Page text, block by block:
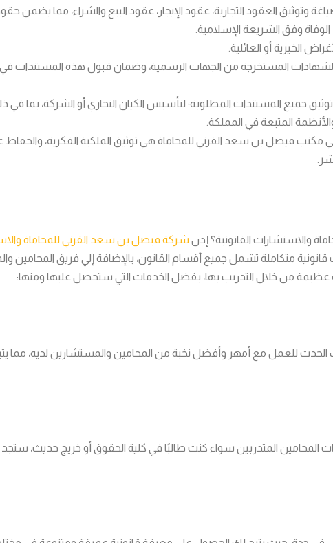
وتوثيق العقود التجارية، عقود الإيجار، عقود البيع والشراء، مما يضمن
الوفاة وفق الشريعة الإسلامية.
الخيرية أو العائلية.
المستخرجة من الجهات الرسمية، وضمان قبول هذه المستندات في
المستندات المطلوبة؛ لتأسيس الكيان التجاري أو الشركة، بما في
المتبعة في المملكة.
في مكتب فيصل بن سعد القرني للمحاماة هي توثيق الملكية الفكرية،
والاستشارات القانونية؟ إذن شركة فيصل بن سعد القرني للمحاماة
متكاملة تشمل جميع أقسام القانون، بالإضافة إلي فريق المحامين
عظيمة من خلال التدريب بها، بفضل الخدمات التي ستحصل عليها ومنها:
للعمل مع أمهر وأفضل نخبة من المحامين والمستشارين لديه، مما
المحامين المتدربين سواء كنت طالبًا في كلية الحقوق أو خريج حديث، ستجد